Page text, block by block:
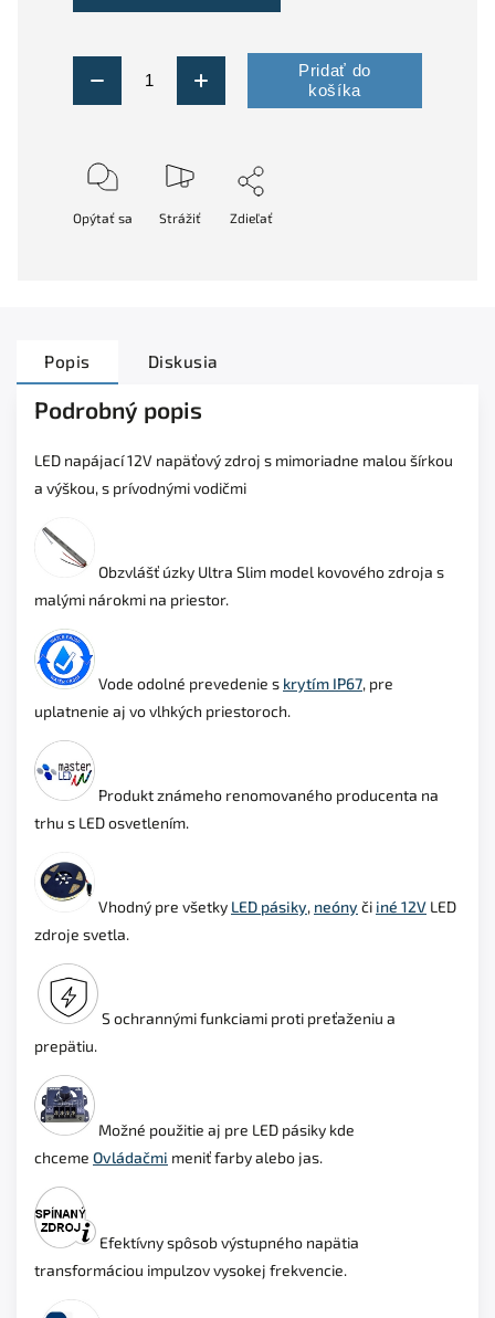
Pridať do
košíka
Opýtať sa Strážiť Zdieľať
Popis Diskusia
Podrobný popis
LED napájací 12V napäťový zdroj s mimoriadne malou šírkou
a výškou, s prívodnými vodičmi
Obzvlášť úzky Ultra Slim model kovového zdroja s
malými nárokmi na priestor.
Vode odolné prevedenie s krytím IP67, pre
uplatnenie aj vo vlhkých priestoroch.
Produkt známeho renomovaného producenta na
trhu s LED osvetlením.
Vhodný pre všetky LED pásiky, neóny či iné 12V LED
zdroje svetla.
S ochrannými funkciami proti preťaženiu a
prepätiu.
Možné použitie aj pre LED pásiky kde
chceme Ovládačmi meniť farby alebo jas.
Efektívny spôsob výstupného napätia
transformáciou impulzov vysokej frekvencie.